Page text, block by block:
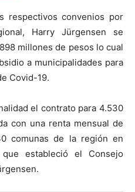
respectivos convenios por
Harry Jürgensen se
millones de pesos lo cual
a municipalidades para
Covid-19.
el contrato para 4.530
con una renta mensual de
comunas de la región en
estableció el Consejo